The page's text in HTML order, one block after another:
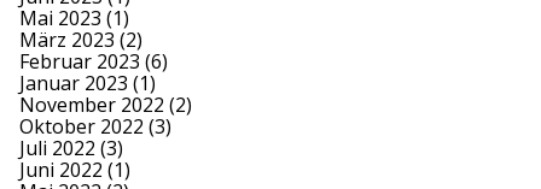
Mai 2023 (1)
März 2023 (2)
Februar 2023 (6)
Januar 2023 (1)
November 2022 (2)
Oktober 2022 (3)
Juli 2022 (3)
Juni 2022 (1)